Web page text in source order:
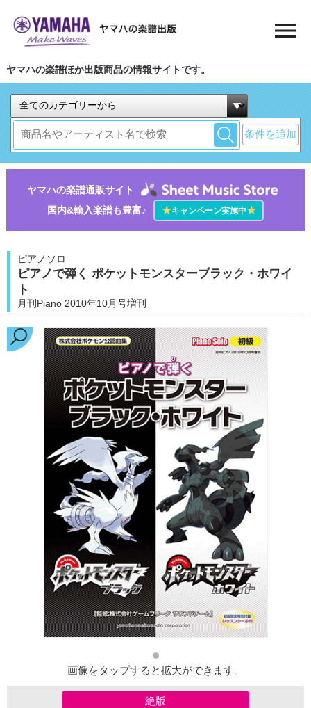
ヤマハの楽譜ほか出版商品の情報サイトです。
条件を追加
ヤマハの楽譜通販サイト
国内&輸入楽譜も豊富♪
★キャンペーン実施中★
ピアノソロ
ピアノで弾く ポケットモンスターブラック・ホワイ
ト
月刊Piano 2010年10月号増刊
画像をタップすると拡大ができます。
絶版